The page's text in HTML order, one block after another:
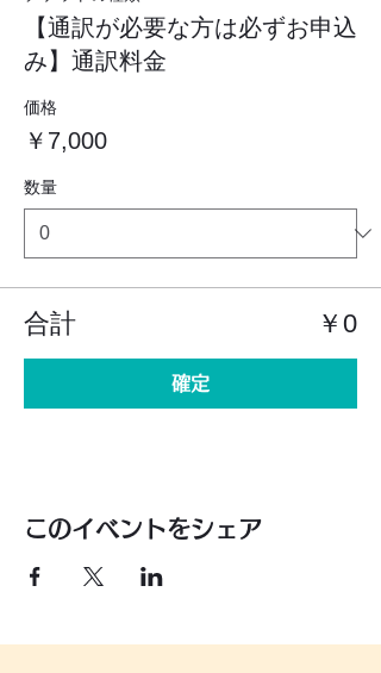
【通訳が必要な方は必ずお申込
み】通訳料金
価格
￥7,000
数量
合計 ￥0
確定
このイベントをシェア